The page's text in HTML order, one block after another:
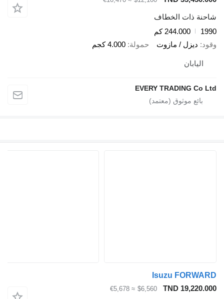
شاحنة ذات الخطاف
1990
244.000 كم
وقود ديزل / مازوت حمولة 4.000 كجم
اليابان
EVERY TRADING Co Ltd
Isuzu FORWARD
TND 19,220.000
$6,560
≈ €5,678